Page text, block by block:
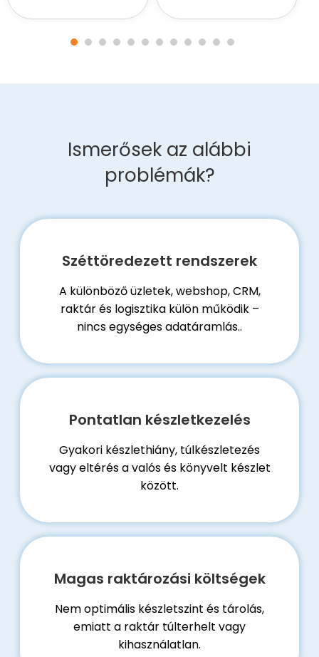
Ismerősek az alábbi
problémák?
Széttöredezett rendszerek
A különböző üzletek, webshop, CRM,
raktár és logisztika külön működik –
nincs egységes adatáramlás..
Pontatlan készletkezelés
Gyakori készlethiány, túlkészletezés
vagy eltérés a valós és könyvelt készlet
között.
Magas raktározási költségek
Nem optimális készletszint és tárolás,
emiatt a raktár túlterhelt vagy
kihasználatlan.